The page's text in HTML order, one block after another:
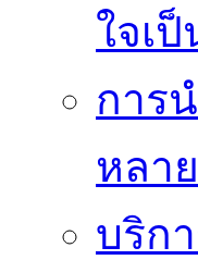
ใจเ
การ
หลาย
บริก